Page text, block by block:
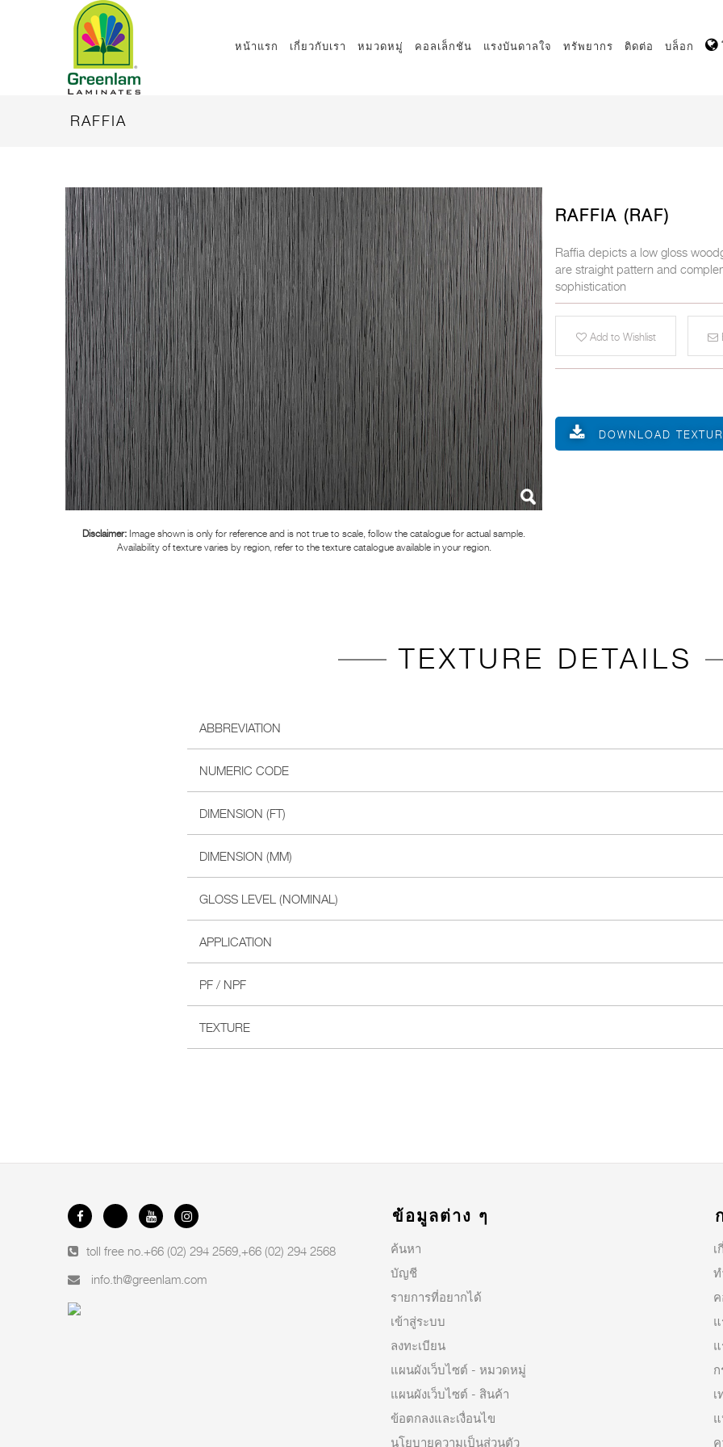
หน้าแรก เกี่ยวกับเรา หมวดหมู่ คอลเล็กชัน แรงบันดาลใจ ทรัพยากร ติดต่อ บล็อก
RAFFIA
Disclaimer: Image shown is only for reference and is not true to scale, follow the catalogue for actual sample.
Availability of texture varies by region, refer to the texture catalogue available in your region.
RAFFIA (RAF)
Raffia depicts a low gloss
are straight pattern and
sophistication
Add to Wishlist
DOWNLOAD
TEXTURE DETAILS
ABBREVIATION
NUMERIC CODE
DIMENSION (FT)
DIMENSION (MM)
GLOSS LEVEL (NOMINAL)
APPLICATION
PF / NPF
TEXTURE
toll free no. +66 (02) 294 2569 +66 (02) 294 2568
info.th@greenlam.com
ข้อมูลต่าง ๆ
ค้นหา
บัญชี
รายการที่อยากได้
เข้าสู่ระบบ
ลงทะเบียน
แผนผังเว็บไซต์ - หมวดหมู่
แผนผังเว็บไซต์ - สินค้า
ข้อตกลงและเงื่อนไข
นโยบายความเป็นส่วนตัว
เ
ท